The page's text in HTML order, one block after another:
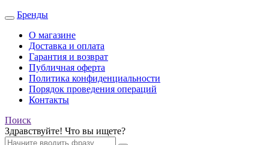
Бренды
О магазине
Доставка и оплата
Гарантия и возврат
Публичная оферта
Политика конфиденциальности
Порядок проведения операций
Контакты
Поиск
Здравствуйте! Что вы ищете?